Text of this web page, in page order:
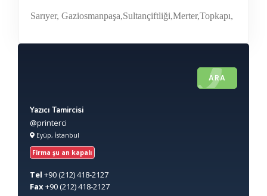
Sarıyer, Gaziosmanpaşa,Sultançiftliği,Merter,Topkapı,
ARA
Yazıcı Tamircisi
@printerci
Eyüp, İstanbul
Firma şu an kapalı
Tel +90(212) 418-2127
Fax+90(212) 418-2127